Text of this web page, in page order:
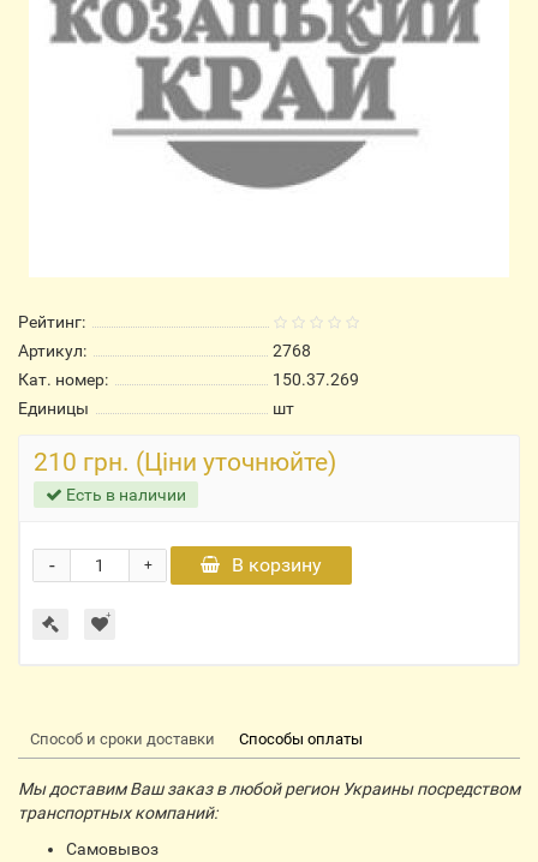
Рейтинг:
Артикул:
2768
Кат. номер:
150.37.269
Единицы
шт
210 грн. (Ціни уточнюйте)
Есть в наличии
+
- В корзину
Способ и сроки доставки Способы оплаты
Мы доставим Ваш заказ в любой регион Украины посредством
транспортных компаний:
Самовывоз